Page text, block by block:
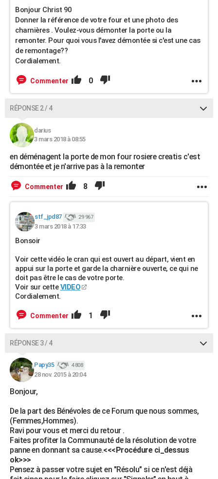
Bonjour Christ 90
Donner la référence de votre four et une photo des
charnières . Voulez-vous démonter la porte ou la
remonter. Pour quoi vous l'avez démontée si c'est une cas
de remontage??
Cordialement.
Commenter 0
RÉPONSE 2 / 4
darius
3 mars 2018 à 08:55
en déménagent la porte de mon four rosiere creatis c'est
démontée et je n'arrive pas à la remonter
Commenter 8
stf_jpd87 29 967
3 mars 2018 à 17:33
Bonsoir
Voir cette vidéo le cran qui est ouvert au départ, vient en
appui sur la porte et garde la charnière ouverte, ce qui ne
doit pas être le cas de votre porte.
Voir sur cetteVIDEO
Cordialement.
Commenter 1
RÉPONSE 3 / 4
Papy35 4 808
28 nov. 2015 à 20:04
Bonjour,
De la part des Bénévoles de ce Forum que nous sommes,
(Femmes,Hommes).
Ravi pour vous et merci du retour .
Faites profiter la Communauté de la résolution de votre
panne en donnant sa cause.<<<Procédure ci_dessus
ok>>>
Pensez à passer votre sujet en "Résolu" si ce n'est déjà